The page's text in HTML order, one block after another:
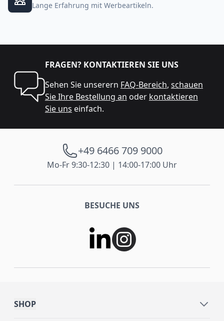
Lange Erfahrung mit Werbeartikeln.
FRAGEN? KONTAKTIEREN SIE UNS
Sehen Sie unserern FAQ-Bereich, schauen
Sie Ihre Bestellung an oder kontaktieren
Sie uns einfach.
+49 6466 709 9000
Mo-Fr 9:30-12:30 | 14:00-17:00 Uhr
BESUCHE UNS
SHOP